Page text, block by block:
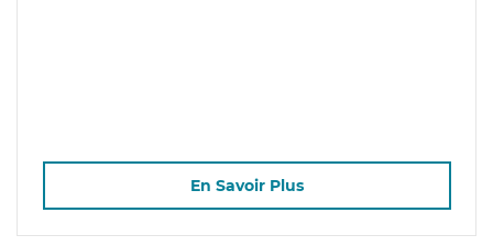
En Savoir Plus